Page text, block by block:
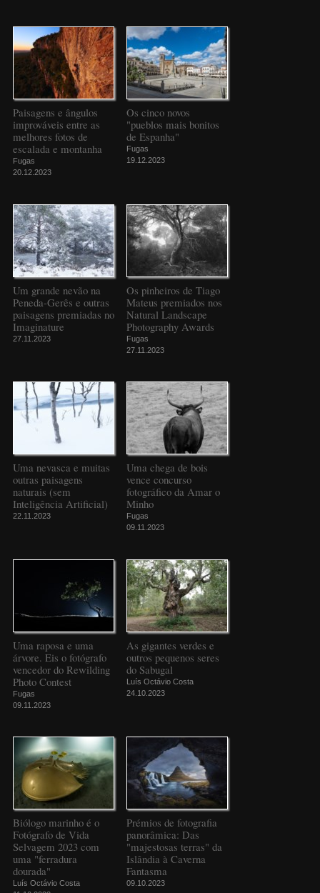
Paisagens e ângulos
improváveis entre as
melhores fotos de
escalada e montanha
Fugas
20.12.2023
Os cinco novos
"pueblos mais bonitos
de Espanha"
Fugas
19.12.2023
Um grande nevão na
Peneda-Gerês e outras
paisagens premiadas no
Imaginature
27.11.2023
Os pinheiros de Tiago
Mateus premiados nos
Natural Landscape
Photography Awards
Fugas
27.11.2023
Uma nevasca e muitas
outras paisagens
naturais (sem
Inteligência Artificial)
22.11.2023
Uma chega de bois
vence concurso
fotográfico da Amar o
Minho
Fugas
09.11.2023
Uma raposa e uma
árvore. Eis o fotógrafo
vencedor do Rewilding
Photo Contest
Fugas
09.11.2023
As gigantes verdes e
outros pequenos seres
do Sabugal
Luís Octávio Costa
24.10.2023
Biólogo marinho é o
Fotógrafo de Vida
Selvagem 2023 com
uma "ferradura
dourada"
Luís Octávio Costa
Prémios de fotografia
panorâmica: Das
"majestosas terras" da
Islândia à Caverna
Fantasma
09.10.2023